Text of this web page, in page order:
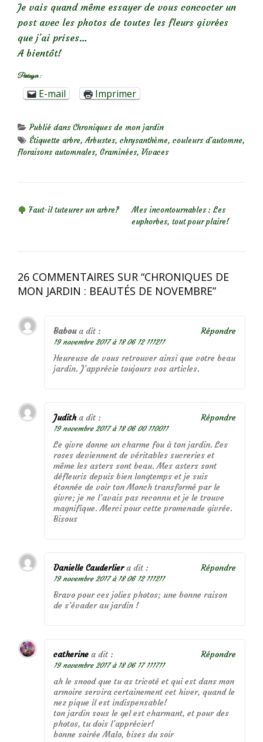
Je vais quand même essayer de vous concocter un
post avec les photos de toutes les fleurs givrées
que j’ai prises…
A bientôt!
Partager :
E-mail Imprimer
Publié dansChroniques de mon jardin
Étiquette arbre,Arbustes, chrysanthème, couleurs d'automne,
floraisons automnales, Graminées, Vivaces
Faut-il tuteurer un arbre?
Mes incontournables : Les
euphorbes, tout pour plaire!
26 COMMENTAIRES SUR “CHRONIQUES DE
MON JARDIN : BEAUTÉS DE NOVEMBRE”
Babou a dit :
19 novembre 2017 à 18 06 12 111211
Heureuse de vous retrouver ainsi que votre beau
jardin. J’apprécie toujours vos articles.
Répondre
Judith a dit :
19 novembre 2017 à 18 06 00 110011
Le givre donne un charme fou à ton jardin. Les
roses deviennent de véritables sucreries et
même les asters sont beau. Mes asters sont
défleuris depuis bien longtemps et je suis
étonnée de voir ton Monch transformé par le
givre; je ne l’avais pas reconnu et je le trouve
magnifique. Merci pour cette promenade givrée.
Bisous
Répondre
Danielle Cauderlier a dit :
19 novembre 2017 à 18 06 12 111211
Bravo pour ces jolies photos; une bonne raison
de s’évader au jardin !
Répondre
catherine a dit :
19 novembre 2017 à 18 06 17 111711
ah le snood que tu as tricoté et qui est dans mon
armoire servira certainement cet hiver, quand le
nez pique il est indispensable!
ton jardin sous le gel est charmant, et pour des
photos, tu dois l’apprécier!
bonne soirée Malo, bises du soir
Répondre